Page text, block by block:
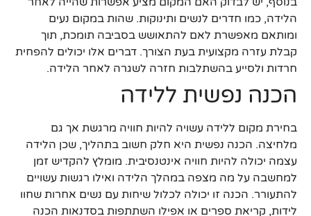
הלידה, כמו חדרים לנשים ותינוקות. שהות במקום נעים
ומותאם מאפשרת לאם להתאושש בסביבה תומכת, תוך
קבלת עזרה מקצועית בעת הצורך. דברים אלו יכולים להפחית
חרדות ולסייע בהשתלבות חזרה לשגרה לאחר הלידה.
הכנה נפשית ללידה
בחירת מקום ללידה עשויה להיות חוויה מרגשת אך גם
מלחיצה. הכנה נפשית היא חלק חשוב בתהליך, שכן הלידה
עצמה יכולה להיות חוויה אינטנסיבית. מומלץ להקדיש זמן
למחשבה על מה מצפה במהלך הלידה ואילו רגשות עשויים
להתעורר. הכנה זו יכולה לכלול שיחות עם נשים אחרות שחוו
לידות, קריאת ספרים או אפילו השתתפות בסדנאות הכנה